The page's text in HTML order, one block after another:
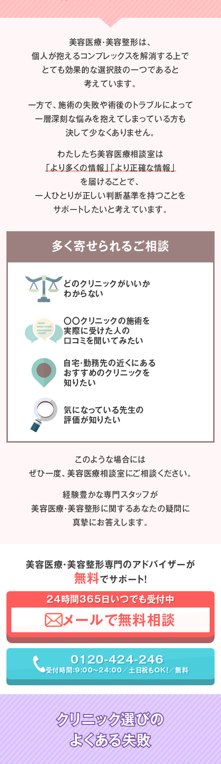
美容医療・美容整形は、
個人が抱えるコンプレックスを解消する上で
とても効果的な選択肢の一つであると
考えています。
一方で、施術の失敗や術後のトラブルによって
一層深刻な悩みを抱えてしまっている方も
決して少なくありません。
わたしたち美容医療相談室は
「より多くの情報」「より正確な情報」
を届けることで、
一人ひとりが正しい判断基準を持つことを
サポートしたいと考えています。
多く寄せられるご相談
どのクリニックがいいか
わからない
〇〇クリニックの施術を
実際に受けた人の
口コミを聞いてみたい
自宅・勤務先の近くにある
おすすめのクリニックを
知りたい
気になっている先生の
評価が知りたい
このような場合には
ぜひ一度、美容医療相談室にご相談ください。
経験豊かな専門スタッフが
美容医療・美容整形に関するあなたの疑問に
真摯にお答えします。
美容医療・美容整形専門のアドバイザーが
無料でサポート！
24時間365日いつでも受付中
メールで無料相談
0120-424-246
受付時間：9:00〜24:00／土日祝もOK！／無料
クリニック選びの
よくある失敗